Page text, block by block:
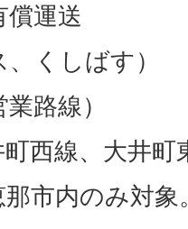
償運送
くしばす）
路線）
町西線、大井
那市内のみ対象